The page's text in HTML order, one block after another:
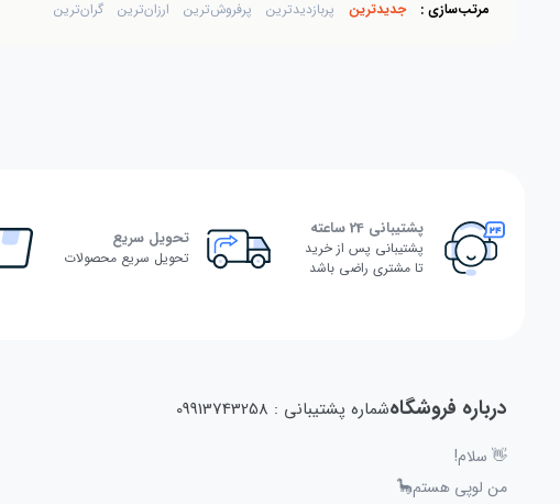
مرتب‌سازی : جدیدترین پربازدیدترین پرفروش‌ترین ارزان‌ترین گران‌ترین
پشتیبانی 24 ساعته
پشتیبانی پس از خرید
تا مشتری راضی باشد
تحویل سریع
تحویل سریع محصولات
درباره فروشگاهشماره پشتیبانی : 09913743258
👋 سلام!
من لوپی هستم🦕